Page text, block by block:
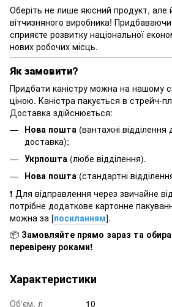
Оберіть не лише якісний продукт, але
вітчизняного виробника!
сприяєте розвитку національної
нових робочих місць.
Як замовити?
Придбати каністру можна на нашому
ціною. Каністра пакується в стрейч-
Доставка здійснюється:
Нова пошта (вантажні відділення
доставка);
Укрпошта (любе відділення).
Нова пошта (стандартні
❗ Для відправлення через звичайне
потрібне додаткове картонне
можна за [посиланням].
📦 Замовляйте прямо зараз та
перевірену роками!
Характеристики
Об'єм, л 10